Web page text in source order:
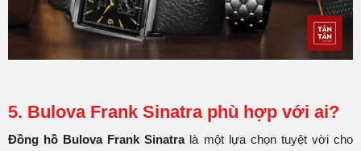
5. Bulova Frank Sinatra phù hợp với ai?
Đồng hồ Bulova Frank Sinatralà một lựa chọn tuyệt vời cho